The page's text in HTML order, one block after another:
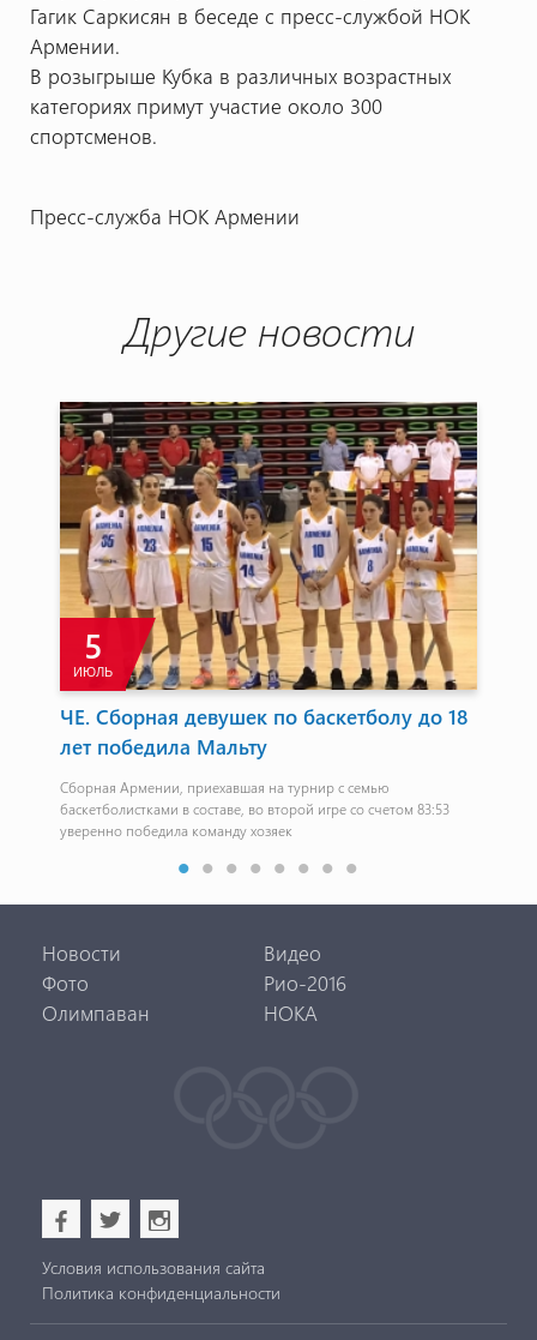
Гагик Саркисян в беседе с пресс-службой НОК
Армении.
В розыгрыше Кубка в различных возрастных
категориях примут участие около 300
спортсменов.
Пресс-служба НОК Армении
Другие новости
5
ИЮЛЬ
ЧЕ. Сборная девушек по баскетболу до 18
лет победила Мальту
Сборная Армении, приехавшая на турнир с семью
баскетболистками в составе, во второй игре со счетом 83:53
уверенно победила команду хозяек
Новости
Видео
Фото
Рио-2016
Олимпаван
НОКА
b a x
Условия использования сайта
Политика конфиденциальности